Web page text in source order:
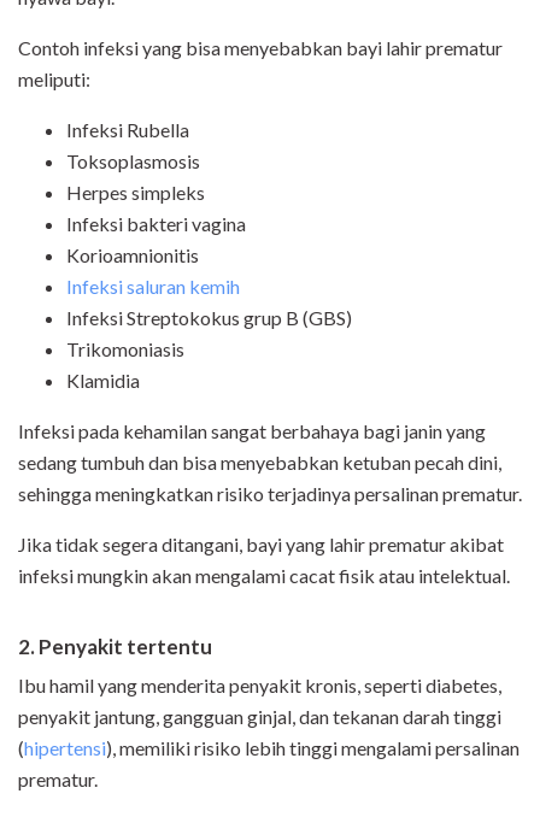
Contoh infeksi yang bisa menyebabkan bayi lahir prematur
meliputi:
Infeksi Rubella
Toksoplasmosis
Herpes simpleks
Infeksi bakteri vagina
Korioamnionitis
Infeksi saluran kemih
Infeksi Streptokokus grup B (GBS)
Trikomoniasis
Klamidia
Infeksi pada kehamilan sangat berbahaya bagi janin yang
sedang tumbuh dan bisa menyebabkan ketuban pecah dini,
sehingga meningkatkan risiko terjadinya persalinan prematur.
Jika tidak segera ditangani, bayi yang lahir prematur akibat
infeksi mungkin akan mengalami cacat fisik atau intelektual.
2. Penyakit tertentu
Ibu hamil yang menderita penyakit kronis, seperti diabetes,
penyakit jantung, gangguan ginjal, dan tekanan darah tinggi
(hipertensi), memiliki risiko lebih tinggi mengalami persalinan
prematur.